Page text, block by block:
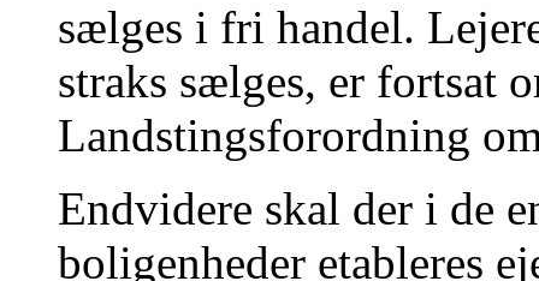
sælges i fri handel.
straks sælges, er fortsat
Landstingsforordning
Endvidere skal der i de
boligenheder etableres